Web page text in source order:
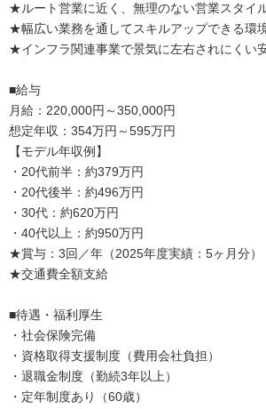
★ルート営業に近く、無理のない営業スタイ
★幅広い業務を通してスキルアップできる環
★インフラ関連事業で景気に左右されにくい
■給与
月給：220,000円～350,000円
想定年収：354万円～595万円
【モデル年収例】
・20代前半：約379万円
・20代後半：約496万円
・30代：約620万円
・40代以上：約950万円
★賞与：3回／年（2025年度実績：5ヶ月分）
★交通費全額支給
■待遇・福利厚生
・社会保険完備
・資格取得支援制度（費用会社負担）
・退職金制度（勤続3年以上）
・定年制度あり（60歳）